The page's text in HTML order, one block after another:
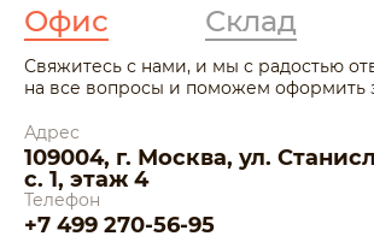
Офис Склад
Свяжитесь с нами, и мы с радостью
на все вопросы и поможем оформить
Адрес
109004, г. Москва, ул.
с. 1, этаж 4
Телефон
+7 499 270-56-95